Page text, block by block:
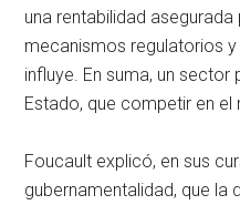
una rentabilidad
mecanismos regulatorios
influye. En suma, un
Estado, que competir en el
Foucault explicó, en sus
gubernamentalidad, que la